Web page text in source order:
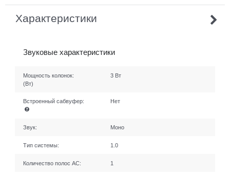
Характеристики
Звуковые характеристики
Мощность колонок:
(Вт)
3 Вт
Встроенный сабвуфер: Нет
Звук: Моно
Тип системы: 1.0
Количество полос AC: 1